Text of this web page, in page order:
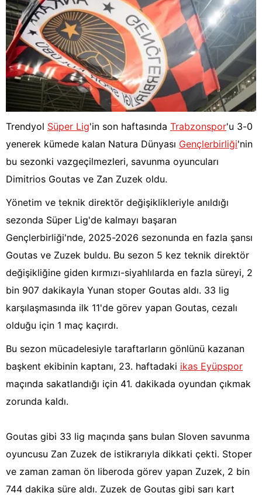
Trendyol Süper Lig'in son haftasında Trabzonspor'u 3-0
yenerek kümede kalan Natura Dünyası Gençlerbirliği'nin
bu sezonki vazgeçilmezleri, savunma oyuncuları
Dimitrios Goutas ve Zan Zuzek oldu.
Yönetim ve teknik direktör değişiklikleriyle anıldığı
sezonda Süper Lig'de kalmayı başaran
Gençlerbirliği'nde, 2025-2026 sezonunda en fazla şansı
Goutas ve Zuzek buldu. Bu sezon 5 kez teknik direktör
değişikliğine giden kırmızı-siyahlılarda en fazla süreyi, 2
bin 907 dakikayla Yunan stoper Goutas aldı. 33 lig
karşılaşmasında ilk 11'de görev yapan Goutas, cezalı
olduğu için 1 maç kaçırdı.
Bu sezon mücadelesiyle taraftarların gönlünü kazanan
başkent ekibinin kaptanı, 23. haftadaki ikas Eyüpspor
maçında sakatlandığı için 41. dakikada oyundan çıkmak
zorunda kaldı.
Goutas gibi 33 lig maçında şans bulan Sloven savunma
oyuncusu Zan Zuzek de istikrarıyla dikkati çekti. Stoper
ve zaman zaman ön liberoda görev yapan Zuzek, 2 bin
744 dakika süre aldı. Zuzek de Goutas gibi sarı kart